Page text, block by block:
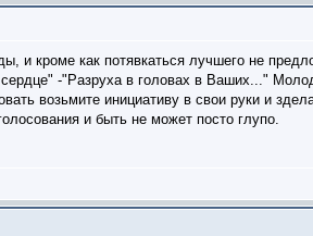
и кроме как потявкаться лучшего не
-"Разруха в головах в Ваших..."
возьмите инициативу в свои руки и
и быть не может посто глупо.